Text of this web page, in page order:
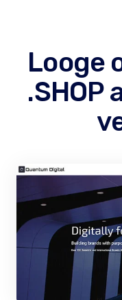
Looge
.SHOP